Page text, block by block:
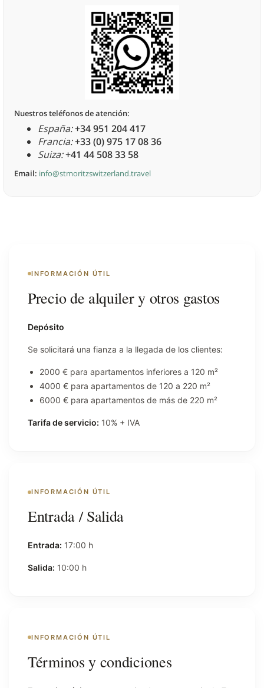
Nuestros teléfonos de atención:
España:+34 951 204 417
Francia:+33 (0) 975 17 08 36
Suiza:+41 44 508 33 58
Email: info@stmoritzswitzerland.travel
INFORMACIÓN ÚTIL
Precio de alquiler y otros gastos
Depósito
Se solicitará una fianza a la llegada de los clientes:
2000 € para apartamentos inferiores a 120 m²
4000 € para apartamentos de 120 a 220 m²
6000 € para apartamentos de más de 220 m²
Tarifa de servicio: 10% + IVA
INFORMACIÓN ÚTIL
Entrada / Salida
Entrada: 17:00 h
Salida: 10:00 h
INFORMACIÓN ÚTIL
Términos y condiciones